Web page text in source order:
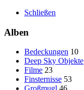
Schließen
Alben
Bedeckungen 10
Deep Sky Objekte
Filme 23
Finsternisse 53